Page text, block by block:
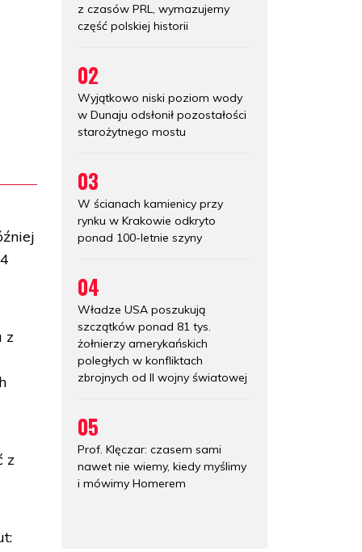
z
z
z czasów PRL, wymazujemy
część polskiej historii
02
Wyjątkowo niski poziom wody
w Dunaju odsłonił pozostałości
starożytnego mostu
03
W ścianach kamienicy przy
rynku w Krakowie odkryto
ponad 100-letnie szyny
04
Władze USA poszukują
szczątków ponad 81 tys.
żołnierzy amerykańskich
poległych w konfliktach
zbrojnych od II wojny światowej
05
Prof. Klęczar: czasem sami
nawet nie wiemy, kiedy myślimy
i mówimy Homerem